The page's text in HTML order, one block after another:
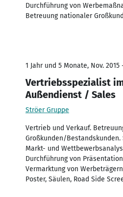
Durchführung von
Betreuung nationaler
1 Jahr und 5 Monate, Nov. 2015
Vertriebsspezialist
Außendienst / Sales
Ströer Gruppe
Vertrieb und Verkauf.
Großkunden/Bestandskunden.
Markt- und
Durchführung von
Vermarktung von
Poster, Säulen, Road Side